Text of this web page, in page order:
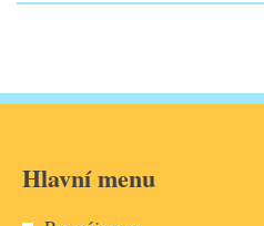
Hlavní menu